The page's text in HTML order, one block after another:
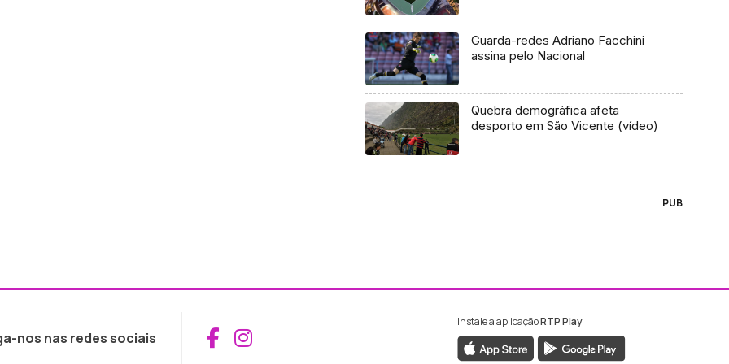
Guarda-redes Adriano Facchini
assina pelo Nacional
Quebra demográfica afeta
desporto em São Vicente (vídeo)
PUB
nos nas redes sociais Aceder ao Facebook da RTP Madeira
Aceder ao Instagram da RTP Madeira
Instale a aplicaçãoRTP Play